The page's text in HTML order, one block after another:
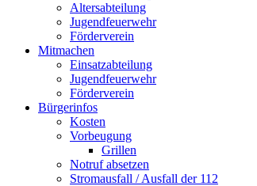
Altersabteilung
Jugendfeuerwehr
Förderverein
Mitmachen
Einsatzabteilung
Jugendfeuerwehr
Förderverein
Bürgerinfos
Kosten
Vorbeugung
Grillen
Notruf absetzen
Stromausfall / Ausfall der 112